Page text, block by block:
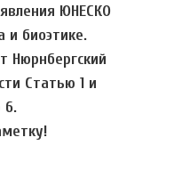
ЮНЕСКО
и биоэтике.
Нюрнбергский
Статью 1 и
6.